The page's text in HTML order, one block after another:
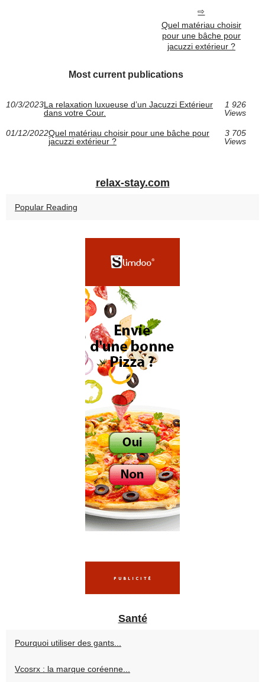
Quel matériau choisir
pour une bâche pour
jacuzzi extérieur ?
Most current publications
10/3/2023La relaxation luxueuse d’un Jacuzzi Extérieur
dans votre Cour.
1 926
Views
01/12/2022Quel matériau choisir pour une bâche pour
jacuzzi extérieur ?
3 705
Views
relax-stay.com
Popular Reading
Santé
Pourquoi utiliser des gants...
Vcosrx : la marque coréenne...